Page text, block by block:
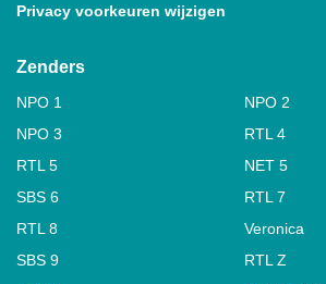
Privacy voorkeuren wijzigen
Zenders
NPO 1
NPO 2
NPO 3
RTL 4
RTL 5
NET 5
SBS 6
RTL 7
RTL 8
Veronica
SBS 9
RTL Z